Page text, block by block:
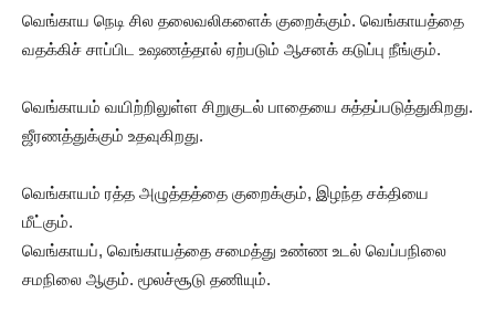
வெங்காய நெடி சில தலைவலிகளைக் குறைக்கும். வெங்காயத்தை
வதக்கிச் சாப்பிட உஷணத்தால் ஏற்படும் ஆசனக் கடுப்பு நீங்கும்.
வெங்காயம் வயிற்றிலுள்ள சிறுகுடல் பாதையை சுத்தப்படுத்துகிறது.
ஜீரணத்துக்கும் உதவுகிறது.
வெங்காயம் ரத்த அழுத்தத்தை குறைக்கும், இழந்த சக்தியை
மீட்கும்.
வெங்காயப், வெங்காயத்தை சமைத்து உண்ண உடல் வெப்பநிலை
சமநிலை ஆகும். மூலச்சூடு தணியும்.